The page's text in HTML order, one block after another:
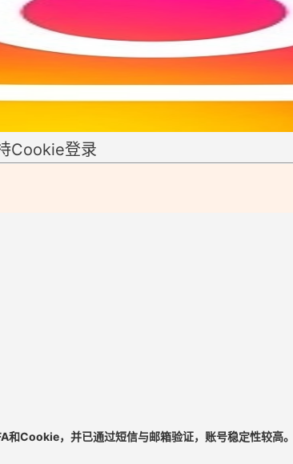
Cookie登录
Cookie，并已通过短信与邮箱验证，账号稳定性较高。